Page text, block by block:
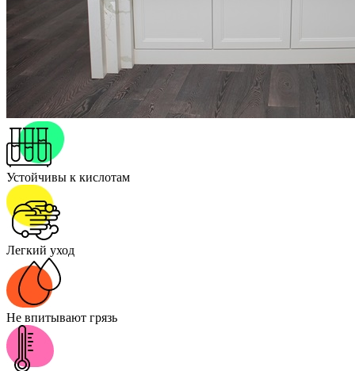
Устойчивы к кислотам
Легкий уход
Не впитывают грязь